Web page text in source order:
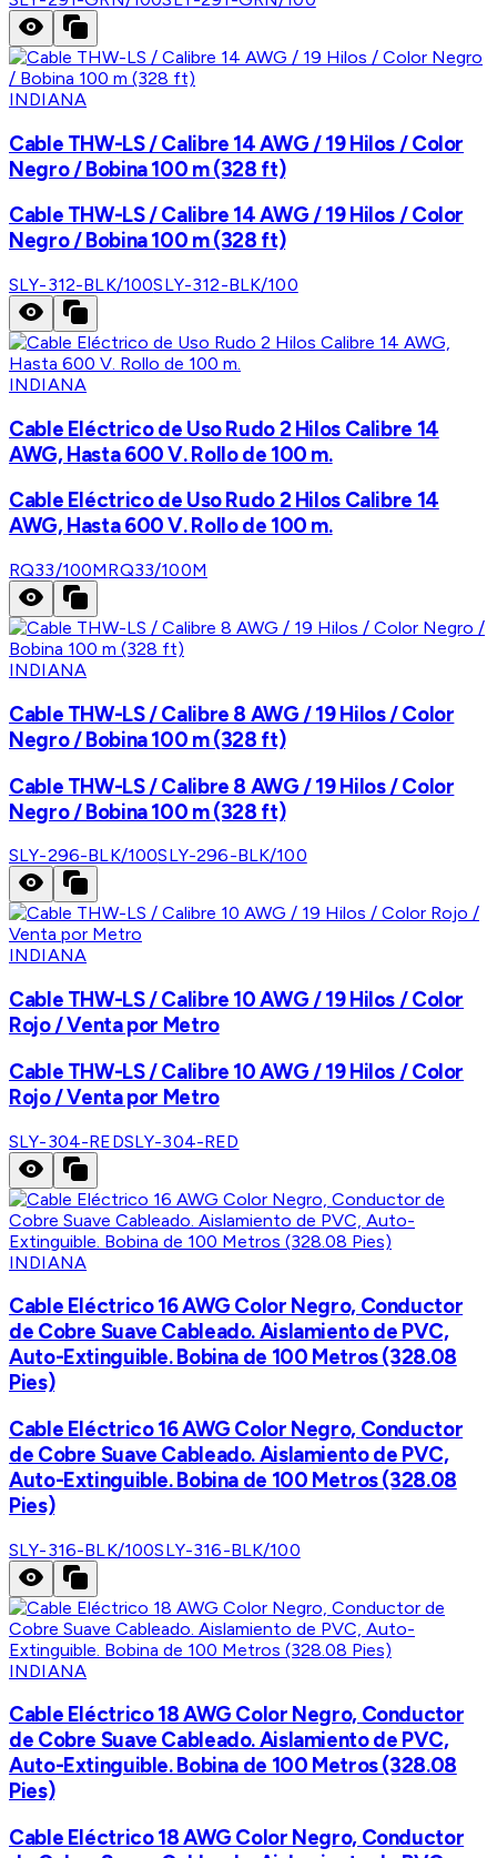
INDIANA
Cable THW-LS / Calibre 14 AWG / 19 Hilos / Color
Negro / Bobina 100 m (328 ft)
Cable THW-LS / Calibre 14 AWG / 19 Hilos / Color
Negro / Bobina 100 m (328 ft)
SLY-312-BLK/100SLY-312-BLK/100
INDIANA
Cable Eléctrico de Uso Rudo 2 Hilos Calibre 14
AWG, Hasta 600 V. Rollo de 100 m.
Cable Eléctrico de Uso Rudo 2 Hilos Calibre 14
AWG, Hasta 600 V. Rollo de 100 m.
RQ33/100MRQ33/100M
INDIANA
Cable THW-LS / Calibre 8 AWG / 19 Hilos / Color
Negro / Bobina 100 m (328 ft)
Cable THW-LS / Calibre 8 AWG / 19 Hilos / Color
Negro / Bobina 100 m (328 ft)
SLY-296-BLK/100SLY-296-BLK/100
INDIANA
Cable THW-LS / Calibre 10 AWG / 19 Hilos / Color
Rojo / Venta por Metro
Cable THW-LS / Calibre 10 AWG / 19 Hilos / Color
Rojo / Venta por Metro
SLY-304-REDSLY-304-RED
INDIANA
Cable Eléctrico 16 AWG Color Negro, Conductor
de Cobre Suave Cableado. Aislamiento de PVC,
Auto-Extinguible. Bobina de 100 Metros (328.08
Pies)
Cable Eléctrico 16 AWG Color Negro, Conductor
de Cobre Suave Cableado. Aislamiento de PVC,
Auto-Extinguible. Bobina de 100 Metros (328.08
Pies)
SLY-316-BLK/100SLY-316-BLK/100
INDIANA
Cable Eléctrico 18 AWG Color Negro, Conductor
de Cobre Suave Cableado. Aislamiento de PVC,
Auto-Extinguible. Bobina de 100 Metros (328.08
Pies)
Cable Eléctrico 18 AWG Color Negro, Conductor